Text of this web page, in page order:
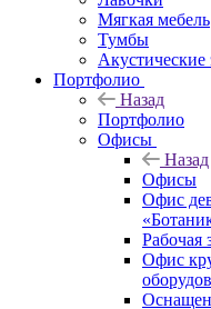
Мягкая мебель
Тумбы
Портфолио
Назад
Портфолио
Офисы
Назад
Офисы
Офис
Рабочая
Офис